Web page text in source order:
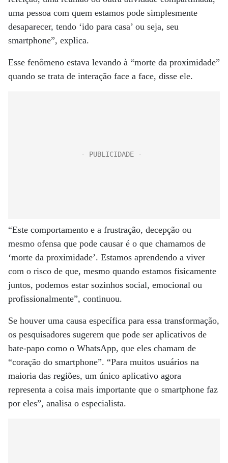
uma pessoa com quem estamos pode simplesmente
desaparecer, tendo ‘ido para casa’ ou seja, seu
smartphone”, explica.
Esse fenômeno estava levando à “morte da proximidade”
quando se trata de interação face a face, disse ele.
“Este comportamento e a frustração, decepção ou
mesmo ofensa que pode causar é o que chamamos de
‘morte da proximidade’. Estamos aprendendo a viver
com o risco de que, mesmo quando estamos fisicamente
juntos, podemos estar sozinhos social, emocional ou
profissionalmente”, continuou.
Se houver uma causa específica para essa transformação,
os pesquisadores sugerem que pode ser aplicativos de
bate-papo como o WhatsApp, que eles chamam de
“coração do smartphone”. “Para muitos usuários na
maioria das regiões, um único aplicativo agora
representa a coisa mais importante que o smartphone faz
por eles”, analisa o especialista.